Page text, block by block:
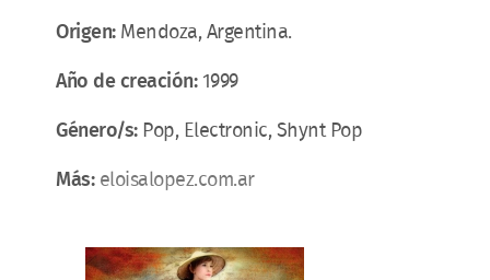
Origen:Mendoza, Argentina.
Año de creación: 1999
Género/s:Pop, Electronic, Shynt Pop
Más: eloisalopez.com.ar